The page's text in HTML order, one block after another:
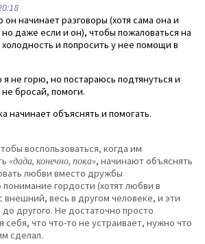
начинает разговоры (хотя сама она и
даже если и он), чтобы пожаловаться на
и попросить у нее помощи в
я не горю, но постараюсь подтянуться и
бросай, помоги.
начинает объяснять и помогать.
воспользоваться, когда им
«дада, конечно, пока», начинают объяснять
любви вместо дружбы
гордости (хотят любви в
внешний, весь в другом человеке, и эти
другого. Не достаточно просто
себя, что что-то не устраивает, нужно что
сделал.